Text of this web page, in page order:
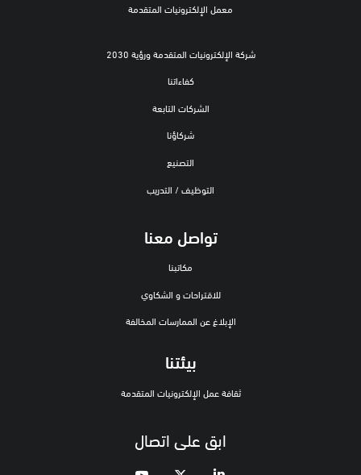
معمل الإلكترونيات المتقدمة
شركة الإلكترونيات المتقدمة ورؤية 2030
كفاءاتنا
الشركات التابعة
شركاؤنا
التصنيع
التوظيف / التدريب
تواصل معنا
مكاتبنا
للاقتراحات و الشكاوي
الإبلاغ عن الممارسات المخالفة
بيئتنا
ثقافة عمل الإلكترونيات المتقدمة
ابق على اتصال